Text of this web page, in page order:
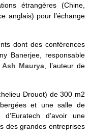
étrangères (Chine,
anglais) pour l’échange
dont des conférences
Banerjee, responsable
Ash Maurya , l’auteur de
Drouot) de 300 m2
et une salle de
d’avoir une
des grandes entreprises